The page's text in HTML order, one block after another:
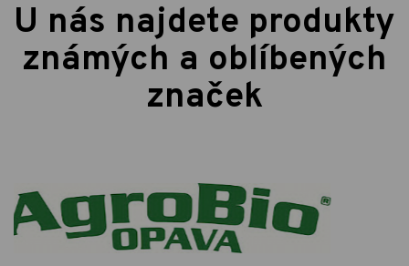
U nás najdete produkty
známých a oblíbených
značek